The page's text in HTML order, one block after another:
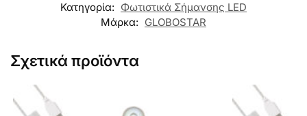
Κατηγορία: Φωτιστικά Σήμανσης LED
Μάρκα: GLOBOSTAR
Σχετικά προϊόντα